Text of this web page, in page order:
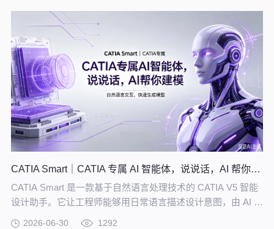
CATIA Smart｜CATIA 专属 AI 智能体，说说话，AI 帮你建模
CATIA Smart 是一款基于自然语言处理技术的 CATIA V5 智能
设计助手。它让工程师能够用日常语言描述设计意图，由 AI 自
2026-06-30 1292